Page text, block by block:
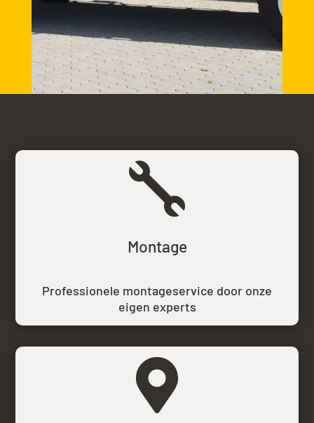

Montage
Professionele montageservice door onze
eigen experts
